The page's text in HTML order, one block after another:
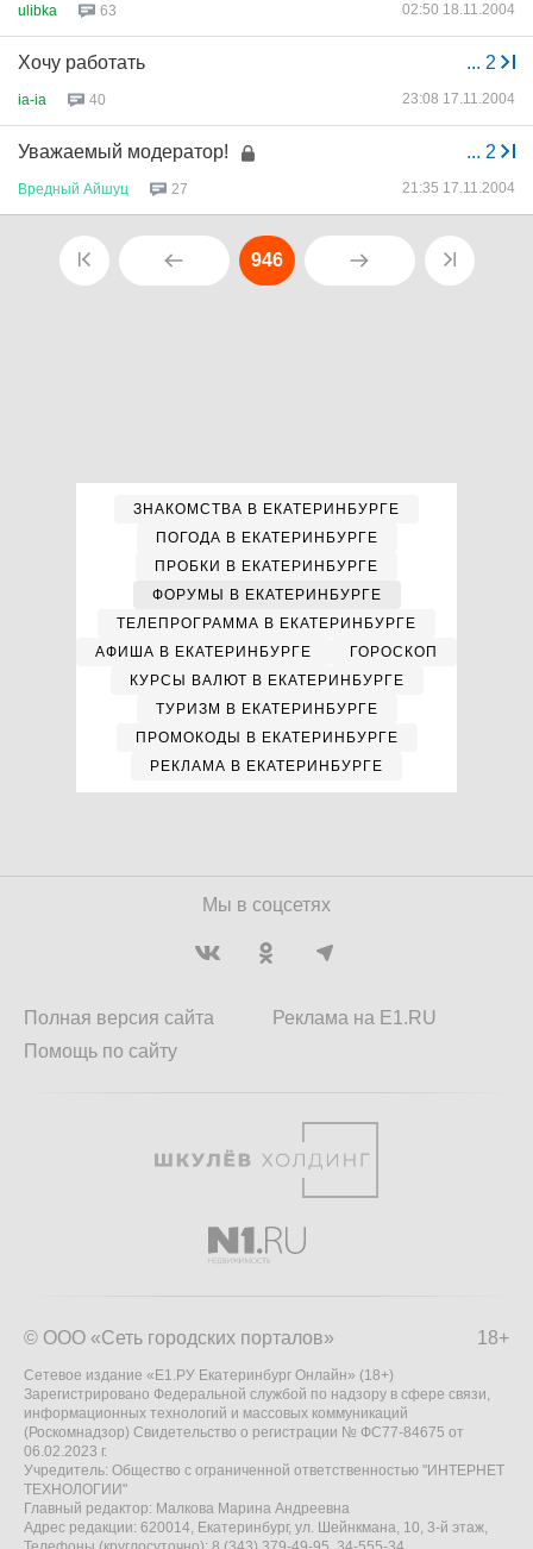
ulibka 63 02:50 18.11.2004
... 2
Хочу работать
ia-ia 40 23:08 17.11.2004
... 2
Уважаемый модератор!
Вредный Айшуц 27 21:35 17.11.2004
946
ЗНАКОМСТВА В ЕКАТЕРИНБУРГЕ
ПОГОДА В ЕКАТЕРИНБУРГЕ
ПРОБКИ В ЕКАТЕРИНБУРГЕ
ФОРУМЫ В ЕКАТЕРИНБУРГЕ
ТЕЛЕПРОГРАММА В ЕКАТЕРИНБУРГЕ
АФИША В ЕКАТЕРИНБУРГЕ
ГОРОСКОП
КУРСЫ ВАЛЮТ В ЕКАТЕРИНБУРГЕ
ТУРИЗМ В ЕКАТЕРИНБУРГЕ
ПРОМОКОДЫ В ЕКАТЕРИНБУРГЕ
РЕКЛАМА В ЕКАТЕРИНБУРГЕ
Мы в соцсетях
Полная версия сайта
Помощь по сайту
Реклама на E1.RU
18+
© ООО «Сеть городских порталов»
Сетевое издание «Е1.РУ Екатеринбург Онлайн» (18+)
Зарегистрировано Федеральной службой по надзору в сфере связи,
информационных технологий и массовых коммуникаций
(Роскомнадзор) Свидетельство о регистрации № ФС77-84675 от
06.02.2023 г.
Учредитель: Общество с ограниченной ответственностью "ИНТЕРНЕТ
ТЕХНОЛОГИИ"
Главный редактор: Малкова Марина Андреевна
Адрес редакции: 620014, Екатеринбург, ул. Шейнкмана, 10, 3-й этаж,